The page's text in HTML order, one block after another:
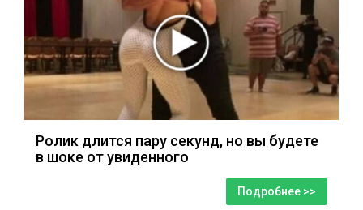
Ролик длится пару секунд, но вы будете
в шоке от увиденного
Подробнее >>